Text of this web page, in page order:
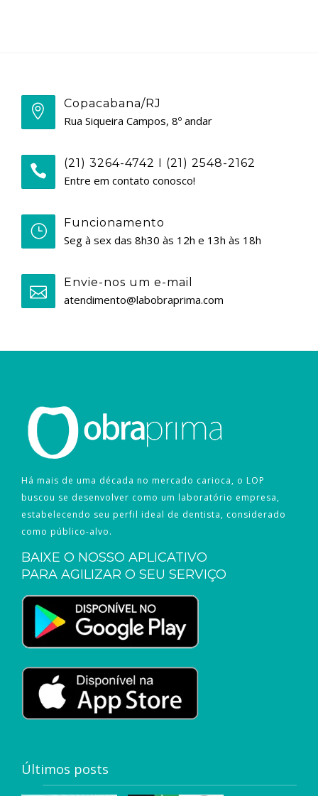
Copacabana/RJ
Rua Siqueira Campos, 8º andar
(21) 3264-4742 I (21) 2548-2162
Entre em contato conosco!
Funcionamento
Seg à sex das 8h30 às 12h e 13h às 18h
Envie-nos um e-mail
atendimento@labobraprima.com
Há mais de uma década no mercado carioca, o LOP
buscou se desenvolver como um laboratório empresa,
estabelecendo seu perfil ideal de dentista, considerado
como público-alvo.
BAIXE O NOSSO APLICATIVO
PARA AGILIZAR O SEU SERVIÇO
Últimos posts